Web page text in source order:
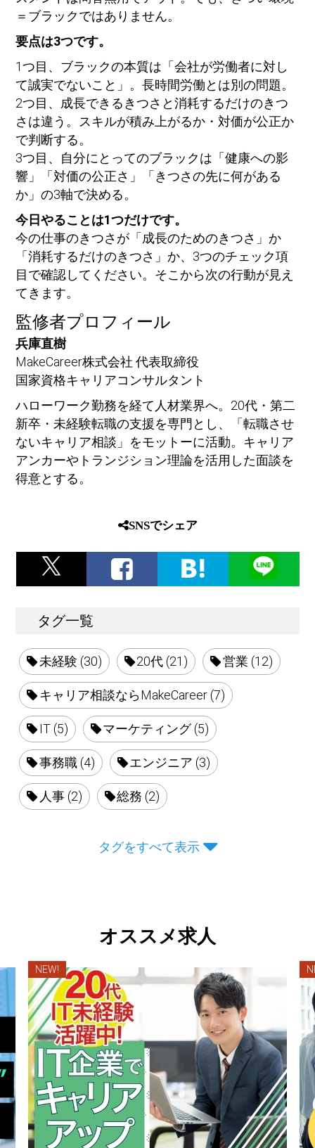
＝ブラックではありません。
要点は3つです。
1つ目、ブラックの本質は「会社が労働者に対し
て誠実でないこと」。長時間労働とは別の問題。
2つ目、成長できるきつさと消耗するだけのきつ
さは違う。スキルが積み上がるか・対価が公正か
で判断する。
3つ目、自分にとってのブラックは「健康への影
響」「対価の公正さ」「きつさの先に何がある
か」の3軸で決める。
今日やることは1つだけです。
今の仕事のきつさが「成長のためのきつさ」か
「消耗するだけのきつさ」か、3つのチェック項
目で確認してください。そこから次の行動が見え
てきます。
監修者プロフィール
兵庫直樹
MakeCareer株式会社 代表取締役
国家資格キャリアコンサルタント
ハローワーク勤務を経て人材業界へ。20代・第二
新卒・未経験転職の支援を専門とし、「転職させ
ないキャリア相談」をモットーに活動。キャリア
アンカーやトランジション理論を活用した面談を
得意とする。
SNSでシェア
タグ一覧
未経験 (30) 20代 (21) 営業 (12)
キャリア相談ならMakeCareer (7)
IT (5) マーケティング (5)
事務職 (4) エンジニア (3)
人事 (2) 総務 (2)
タグをすべて表示
オススメ求人
NEW!